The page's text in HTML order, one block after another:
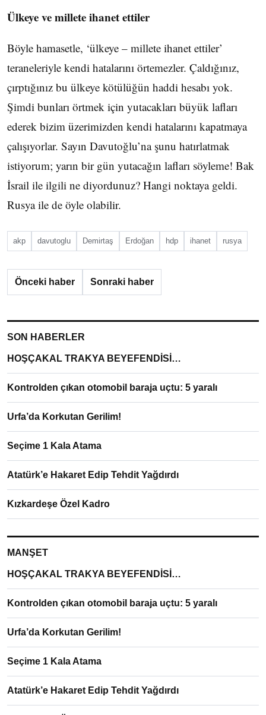
Ülkeye ve millete ihanet ettiler
Böyle hamasetle, ‘ülkeye – millete ihanet ettiler’
teraneleriyle kendi hatalarını örtemezler. Çaldığınız,
çırptığınız bu ülkeye kötülüğün haddi hesabı yok.
Şimdi bunları örtmek için yutacakları büyük lafları
ederek bizim üzerimizden kendi hatalarını kapatmaya
çalışıyorlar. Sayın Davutoğlu’na şunu hatırlatmak
istiyorum; yarın bir gün yutacağın lafları söyleme! Bak
İsrail ile ilgili ne diyordunuz? Hangi noktaya geldi.
Rusya ile de öyle olabilir.
akp davutoglu Demirtaş Erdoğan hdp ihanet rusya
Önceki haber Sonraki haber
SON HABERLER
HOŞÇAKAL TRAKYA BEYEFENDİSİ…
Kontrolden çıkan otomobil baraja uçtu: 5 yaralı
Urfa’da Korkutan Gerilim!
Seçime 1 Kala Atama
Atatürk’e Hakaret Edip Tehdit Yağdırdı
Kızkardeşe Özel Kadro
MANŞET
HOŞÇAKAL TRAKYA BEYEFENDİSİ…
Kontrolden çıkan otomobil baraja uçtu: 5 yaralı
Urfa’da Korkutan Gerilim!
Seçime 1 Kala Atama
Atatürk’e Hakaret Edip Tehdit Yağdırdı